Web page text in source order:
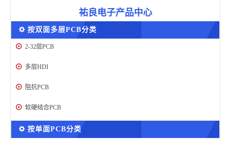
祐良电子产品中心
按双面多层PCB分类
2-32层PCB
多层HDI
阻抗PCB
软硬结合PCB
按单面PCB分类